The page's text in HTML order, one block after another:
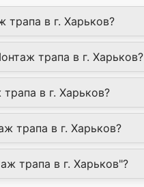
трапа в г. Харьков?
трапа в г. Харьков?
в г. Харьков?
трапа в г. Харьков?
трапа в г. Харьков"?